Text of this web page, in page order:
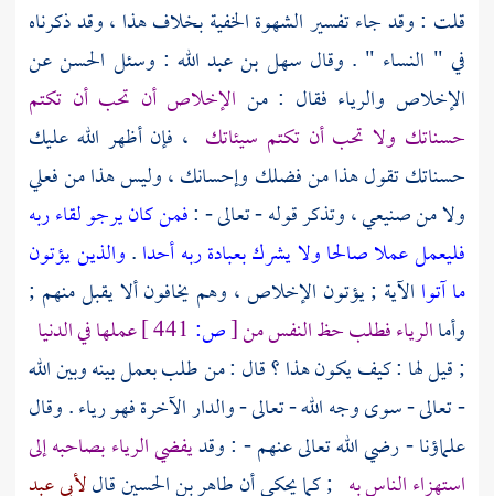
قلت : وقد جاء تفسير الشهوة الخفية بخلاف هذا ، وقد ذكرناه
في " النساء " . وقال سهل بن عبد الله : وسئل الحسنعن
الإخلاص والرياء فقال : من الإخلاص أن تحب أن تكتم
حسناتك ولا تحب أن تكتم سيئاتك ، فإن أظهر الله عليك
حسناتك تقول هذا من فضلك وإحسانك ، وليس هذا من فعلي
ولا من صنيعي ، وتذكر قوله - تعالى - :فمن كان يرجو لقاء ربه
فليعمل عملا صالحا ولا يشرك بعبادة ربه أحدا.والذين يؤتون
ما آتوا الآية ; يؤتون الإخلاص ، وهم يخافون ألا يقبل منهم ;
وأماالرياء فطلب حظ النفس من[ص:
عملها في الدنيا
; قيل لها : كيف يكون هذا ؟ قال : من طلب بعمل بينه وبين الله
- تعالى - سوى وجه الله - تعالى - والدار الآخرة فهو رياء . وقال
علماؤنا - رضي الله تعالى عنهم - : وقديفضي الرياء بصاحبه إلى
استهزاء الناس به ; كما يحكى أنطاهر بن الحسينقاللأبي عبد